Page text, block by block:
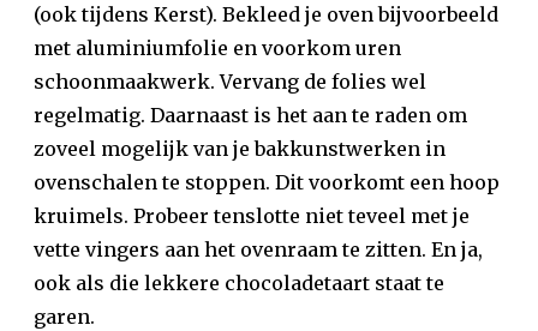
(ook tijdens Kerst). Bekleed je oven bijvoorbeeld
met aluminiumfolie en voorkom uren
schoonmaakwerk. Vervang de folies wel
regelmatig. Daarnaast is het aan te raden om
zoveel mogelijk van je bakkunstwerken in
ovenschalen te stoppen. Dit voorkomt een hoop
kruimels. Probeer tenslotte niet teveel met je
vette vingers aan het ovenraam te zitten. En ja,
ook als die lekkere chocoladetaart staat te
garen.